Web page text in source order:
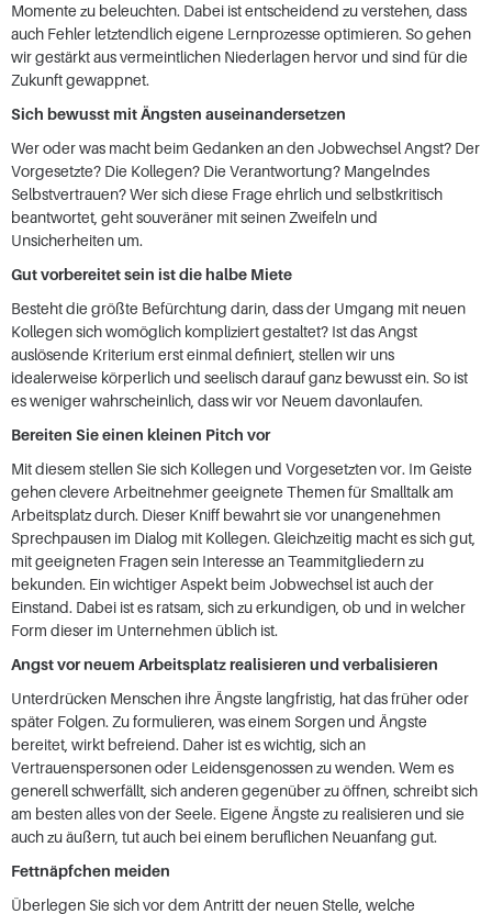
Momente zu beleuchten. Dabei ist entscheidend zu verstehen, dass
auch Fehler letztendlich eigene Lernprozesse optimieren. So gehen
wir gestärkt aus vermeintlichen Niederlagen hervor und sind für die
Zukunft gewappnet.
Sich bewusst mit Ängsten auseinandersetzen
Wer oder was macht beim Gedanken an den Jobwechsel Angst? Der
Vorgesetzte? Die Kollegen? Die Verantwortung? Mangelndes
Selbstvertrauen? Wer sich diese Frage ehrlich und selbstkritisch
beantwortet, geht souveräner mit seinen Zweifeln und
Unsicherheiten um.
Gut vorbereitet sein ist die halbe Miete
Besteht die größte Befürchtung darin, dass der Umgang mit neuen
Kollegen sich womöglich kompliziert gestaltet? Ist das Angst
auslösende Kriterium erst einmal definiert, stellen wir uns
idealerweise körperlich und seelisch darauf ganz bewusst ein. So ist
es weniger wahrscheinlich, dass wir vor Neuem davonlaufen.
Bereiten Sie einen kleinen Pitch vor
Mit diesem stellen Sie sich Kollegen und Vorgesetzten vor. Im Geiste
gehen clevere Arbeitnehmer geeignete Themen für Smalltalk am
Arbeitsplatz durch. Dieser Kniff bewahrt sie vor unangenehmen
Sprechpausen im Dialog mit Kollegen. Gleichzeitig macht es sich gut,
mit geeigneten Fragen sein Interesse an Teammitgliedern zu
bekunden. Ein wichtiger Aspekt beim Jobwechsel ist auch der
Einstand. Dabei ist es ratsam, sich zu erkundigen, ob und in welcher
Form dieser im Unternehmen üblich ist.
Angst vor neuem Arbeitsplatz realisieren und verbalisieren
Unterdrücken Menschen ihre Ängste langfristig, hat das früher oder
später Folgen. Zu formulieren, was einem Sorgen und Ängste
bereitet, wirkt befreiend. Daher ist es wichtig, sich an
Vertrauenspersonen oder Leidensgenossen zu wenden. Wem es
generell schwerfällt, sich anderen gegenüber zu öffnen, schreibt sich
am besten alles von der Seele. Eigene Ängste zu realisieren und sie
auch zu äußern, tut auch bei einem beruflichen Neuanfang gut.
Fettnäpfchen meiden
Überlegen Sie sich vor dem Antritt der neuen Stelle, welche